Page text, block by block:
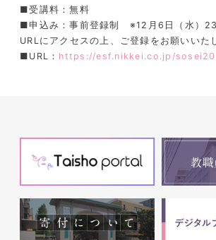
■受講料：無料
■申込み：事前登録制 ※12月6日（水）
URLにアクセスの上、ご登録をお願いいた
■URL： https://esf.nikkei.co.jp/